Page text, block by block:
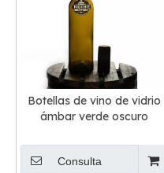
Botellas de vino de vidrio
ámbar verde oscuro
Consulta